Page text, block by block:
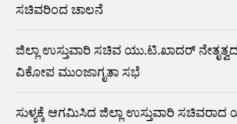
ಸಚಿವರಿಂದ ಚಾಲನೆ
ಜಿಲ್ಲಾ ಉಸ್ತುವಾರಿ ಸಚಿವ ಯು.ಟಿ.ಖಾದರ್
ವಿಕೋಪ ಮುಂಜಾಗೃತಾ ಸಭೆ
ಸುಳ್ಯಕ್ಕೆ ಆಗಮಿಸಿದ ಜಿಲ್ಲಾ ಉಸ್ತುವಾರಿ